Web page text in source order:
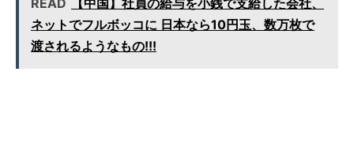
ネットでフルボッコに 日本なら10円玉、数万枚で
渡されるようなもの!!!